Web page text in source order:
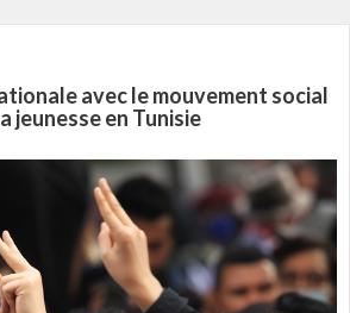
avec le mouvement social
jeunesse en Tunisie